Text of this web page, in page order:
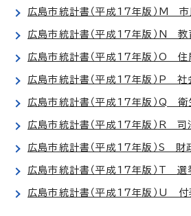
広島市統計書（平成17年版）M 市
広島市統計書（平成17年版）N 教
広島市統計書（平成17年版）O 住
広島市統計書（平成17年版）P 社
広島市統計書（平成17年版）Q 衛
広島市統計書（平成17年版）R 司
広島市統計書（平成17年版）S 財
広島市統計書（平成17年版）T 選
広島市統計書（平成17年版）U 付